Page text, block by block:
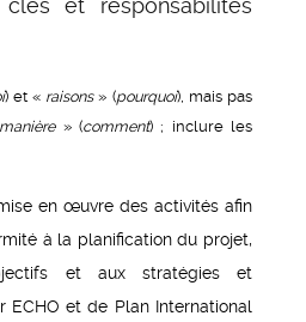
et responsabilités
) et « raisons» (pourquoi), mais pas
manière» (comment) ; inclure les
en œuvre des activités afin
à la planification du projet,
et aux stratégies et
ECHO et de Plan International